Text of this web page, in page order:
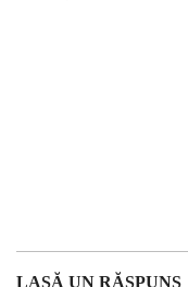
LASĂ UN RĂSPUNS